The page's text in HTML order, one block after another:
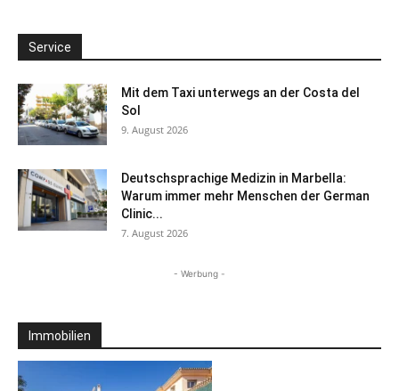
Service
Mit dem Taxi unterwegs an der Costa del
Sol
9. August 2026
Deutschsprachige Medizin in Marbella:
Warum immer mehr Menschen der German
Clinic...
7. August 2026
- Werbung -
Immobilien